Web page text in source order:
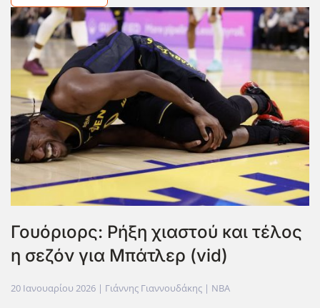
Γουόριορς: Ρήξη χιαστού και τέλος
η σεζόν για Μπάτλερ (vid)
20 Ιανουαρίου 2026 | Γιάννης Γιαννουδάκης | NBA